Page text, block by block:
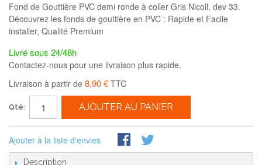
Fond de Gouttière PVC demi ronde à coller Gris Nicoll, dev 33.
Découvrez les fonds de gouttière en PVC : Rapide et Facile
installer, Qualité Premium
Livré sous 24/48h
Contactez-nous pour une livraison plus rapide.
Livraison à partir de 8,90 € TTC
Qté: AJOUTER AU PANIER
Ajouter à la liste d'envies
Description